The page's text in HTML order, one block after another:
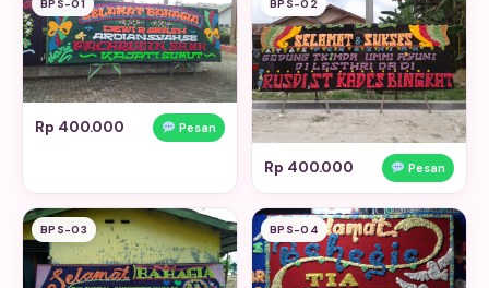
BPS-01
Rp 400.000 Pesan
BPS-02
Rp 400.000 Pesan
BPS-03 BPS-04